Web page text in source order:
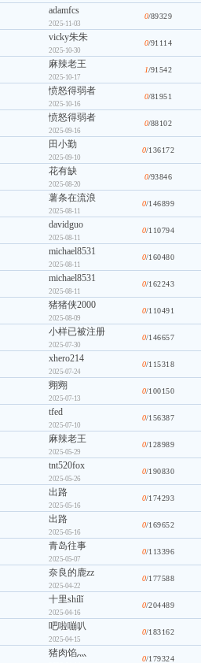
adamfcs
2025-11-03
0/89329
vicky朱朱
2025-10-30
0/91114
麻辣老王
2025-10-17
1/91542
愤怒得弱者
2025-10-16
0/81951
愤怒得弱者
2025-09-16
0/88102
田小勤
2025-09-10
0/136172
花有缺
2025-08-20
0/93846
薯条在流浪
2025-08-11
0/146899
davidguo
2025-08-11
0/110794
michael8531
2025-08-11
0/160480
michael8531
2025-08-11
0/162243
猪猪侠2000
2025-08-09
0/110491
小样已被注册
2025-07-30
0/146657
xhero214
2025-07-24
0/115318
翙翙
2025-07-13
0/100150
tfed
2025-07-10
0/156387
麻辣老王
2025-05-29
0/128989
tnt520fox
2025-05-26
0/190830
出路
2025-05-16
0/174293
出路
2025-05-16
0/169652
青岛往事
2025-05-07
0/113396
奈良的鹿zz
2025-04-22
0/177588
十里shílǐ
2025-04-16
0/204489
吧啦嘣叭
2025-04-15
0/183162
猪肉馅灬 0/179324